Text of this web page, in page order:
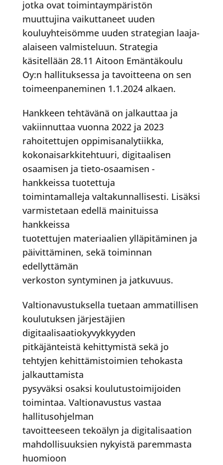
jotka ovat toimintaympäristön
muuttujina vaikuttaneet uuden
kouluyhteisömme uuden strategian laaja-
alaiseen valmisteluun. Strategia
käsitellään 28.11 Aitoon Emäntäkoulu
Oy:n hallituksessa ja tavoitteena on sen
toimeenpaneminen 1.1.2024 alkaen.
Hankkeen tehtävänä on jalkauttaa ja
vakiinnuttaa vuonna 2022 ja 2023
rahoitettujen oppimisanalytiikka,
kokonaisarkkitehtuuri, digitaalisen
osaamisen ja tieto-osaamisen -
hankkeissa tuotettuja
toimintamalleja valtakunnallisesti. Lisäksi
varmistetaan edellä mainituissa
hankkeissa
tuotettujen materiaalien ylläpitäminen ja
päivittäminen, sekä toiminnan
edellyttämän
verkoston syntyminen ja jatkuvuus.
Valtionavustuksella tuetaan ammatillisen
koulutuksen järjestäjien
digitaalisaatiokyvykkyyden
pitkäjänteistä kehittymistä sekä jo
tehtyjen kehittämistoimien tehokasta
jalkauttamista
pysyväksi osaksi koulutustoimijoiden
toimintaa. Valtionavustus vastaa
hallitusohjelman
tavoitteeseen tekoälyn ja digitalisaation
mahdollisuuksien nykyistä paremmasta
huomioon